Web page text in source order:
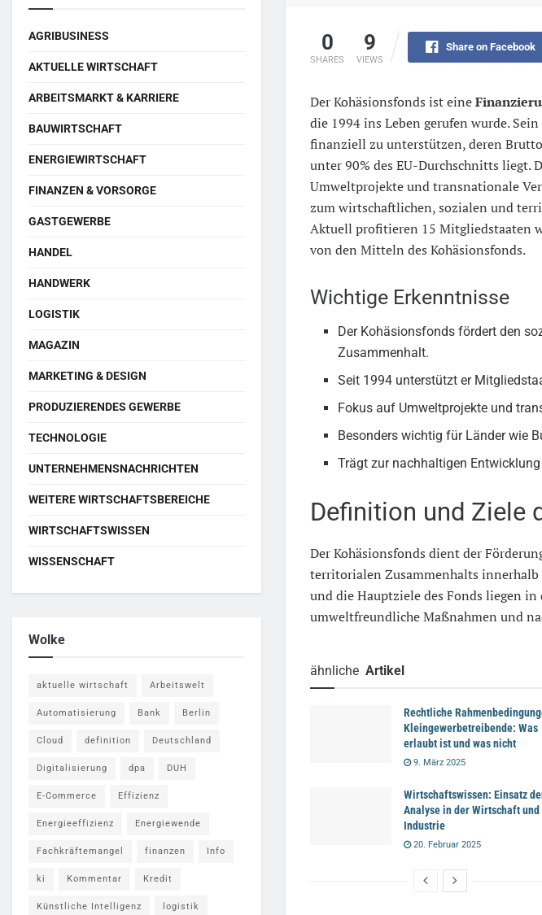
0
SHARES
9
VIEWS
Share on Facebook
Der Kohäsionsfonds ist eine
die 1994 ins Leben gerufen wurde.
finanziell zu unterstützen, deren
unter 90% des EU-Durchschnitts liegt.
Umweltprojekte und transnationale
zum wirtschaftlichen, sozialen und
Aktuell profitieren 15 Mitgliedstaaten
von den Mitteln des Kohäsionsfonds.
Wichtige Erkenntnisse
Der Kohäsionsfonds fördert den
Zusammenhalt.
Seit 1994 unterstützt er
Fokus auf Umweltprojekte und
Besonders wichtig für Länder wie
Trägt zur nachhaltigen Entwicklung
Definition und Ziele
Der Kohäsionsfonds dient der
territorialen Zusammenhalts
und die Hauptziele des Fonds liegen
umweltfreundliche Maßnahmen und
ähnliche Artikel
Rechtliche
Kleingewerbetreibende: Was
erlaubt ist und was nicht
9. März 2025
Wirtschaftswissen: Einsatz
Analyse in der Wirtschaft und
Industrie
20. Februar 2025
AGRIBUSINESS
AKTUELLE WIRTSCHAFT
ARBEITSMARKT & KARRIERE
BAUWIRTSCHAFT
ENERGIEWIRTSCHAFT
FINANZEN & VORSORGE
GASTGEWERBE
HANDEL
HANDWERK
LOGISTIK
MAGAZIN
MARKETING & DESIGN
PRODUZIERENDES GEWERBE
TECHNOLOGIE
UNTERNEHMENSNACHRICHTEN
WEITERE WIRTSCHAFTSBEREICHE
WIRTSCHAFTSWISSEN
WISSENSCHAFT
Wolke
aktuelle wirtschaft Arbeitswelt
Automatisierung Bank Berlin
Cloud definition Deutschland
Digitalisierung dpa DUH
E-Commerce Effizienz
Energieeffizienz Energiewende
Fachkräftemangel finanzen Info
ki Kommentar Kredit
Künstliche Intelligenz logistik